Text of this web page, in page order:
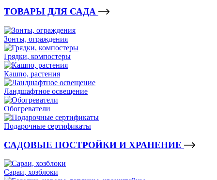
ТОВАРЫ ДЛЯ САДА
Зонты, ограждения
Грядки, компостеры
Кашпо, растения
Ландшафтное освещение
Обогреватели
Подарочные сертификаты
САДОВЫЕ ПОСТРОЙКИ И ХРАНЕНИЕ
Сараи, хозблоки